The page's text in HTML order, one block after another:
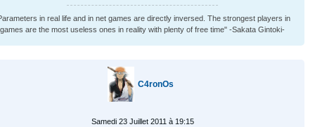
in real life and in net games are directly inversed. The strongest players in
games are the most useless ones in reality with plenty of free time" -Sakata Gintoki-
C4ronOs
Samedi 23 Juillet 2011 à 19:15